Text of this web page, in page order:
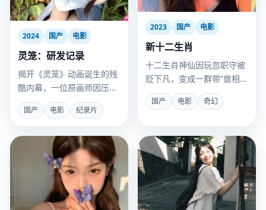
2024 国产 电影
灵笼：研发记录
揭开《灵笼》动画诞生的残
酷内幕，一位原画师因压力
过大在工位种出了一株蘑
菇。
国产 电影 纪录片
2023 国产 电影
新十二生肖
十二生肖神仙因玩忽职守被
贬下凡，变成一群带“兽相”
的普通人，他们要阻止一场
“无纪年”浩劫。
国产 电影 奇幻